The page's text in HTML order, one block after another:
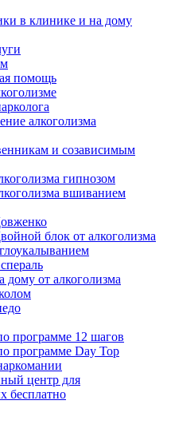
в клинике и на дому
помощь
алкоголизма
и созависимым
гипнозом
вшиванием
блок от алкоголизма
дому от алкоголизма
программе 12 шагов
программе Day Top
центр для
бесплатно